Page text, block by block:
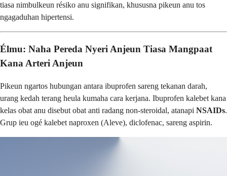
tiasa nimbulkeun résiko anu signifikan, khususna pikeun anu tos
ngagaduhan hipertensi.
Élmu: Naha Pereda Nyeri Anjeun Tiasa Mangpaat
Kana Arteri Anjeun
Pikeun ngartos hubungan antara ibuprofen sareng tekanan darah,
urang kedah terang heula kumaha cara kerjana. Ibuprofen kalebet kana
kelas obat anu disebut obat anti radang non-steroidal, atanapi NSAIDs.
Grup ieu ogé kalebet naproxen (Aleve), diclofenac, sareng aspirin.